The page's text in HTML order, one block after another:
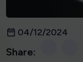
04/12/2024
Share: